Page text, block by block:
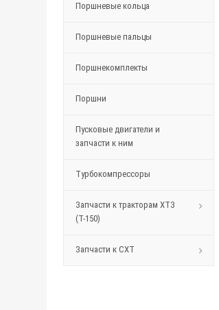
Поршневые кольца
Поршневые пальцы
Поршнекомплекты
Поршни
Пусковые двигатели и
запчасти к ним
Турбокомпрессоры
Запчасти к тракторам ХТЗ
(Т-150)
Запчасти к СХТ